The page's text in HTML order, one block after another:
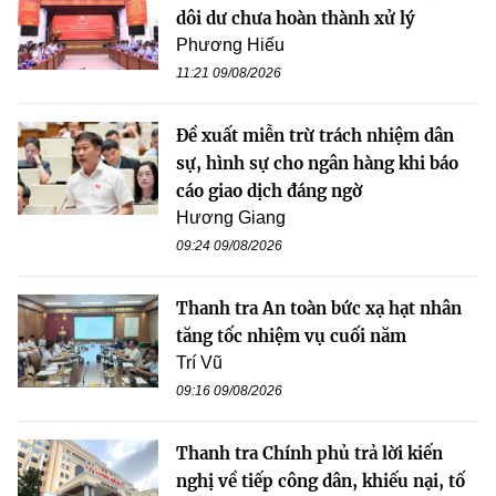
dôi dư chưa hoàn thành xử lý
Phương Hiếu
11:21 09/08/2026
Đề xuất miễn trừ trách nhiệm dân
sự, hình sự cho ngân hàng khi báo
cáo giao dịch đáng ngờ
Hương Giang
09:24 09/08/2026
Thanh tra An toàn bức xạ hạt nhân
tăng tốc nhiệm vụ cuối năm
Trí Vũ
09:16 09/08/2026
Thanh tra Chính phủ trả lời kiến
nghị về tiếp công dân, khiếu nại, tố